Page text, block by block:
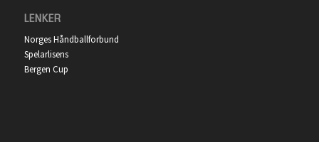
LENKER
Norges Håndballforbund
Spelarlisens
Bergen Cup